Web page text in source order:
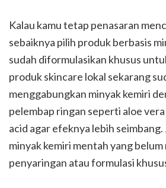
Kalau kamu tetap penasaran
sebaiknya pilih produk berbasis
sudah diformulasikan khusus
produk skincare lokal sekarang
menggabungkan minyak kemiri
pelembap ringan seperti aloe
acid agar efeknya lebih seimbang.
minyak kemiri mentah yang
penyaringan atau formulasi